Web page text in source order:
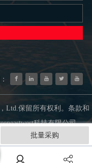
批量采购
Ltd.保留所有权利。条款和
科技有限公司